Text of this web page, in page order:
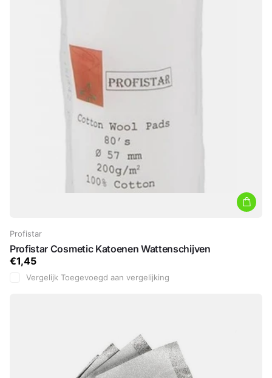
Profistar
Profistar Cosmetic Katoenen Wattenschijven
€1,45
Vergelijk Toegevoegd aan vergelijking